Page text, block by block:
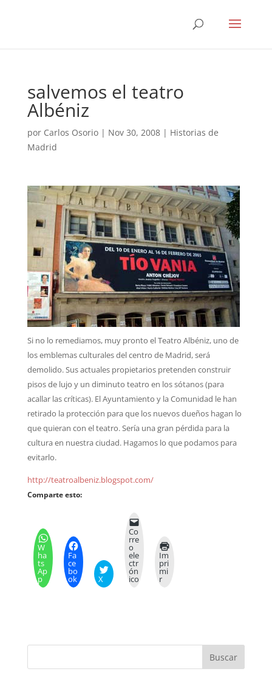
salvemos el teatro
Albéniz
por Carlos Osorio| Nov 30, 2008| Historias de
Madrid
Si no lo remediamos, muy pronto el Teatro Albéniz, uno de
los emblemas culturales del centro de Madrid, será
demolido. Sus actuales propietarios pretenden construir
pisos de lujo y un diminuto teatro en los sótanos (para
acallar las críticas). El Ayuntamiento y la Comunidad le han
retirado la protección para que los nuevos dueños hagan lo
que quieran con el teatro. Sería una gran pérdida para la
cultura en nuestra ciudad. Hagamos lo que podamos para
evitarlo.
http://teatroalbeniz.blogspot.com/
Comparte esto:
W
ha
ts
Ap
p
Fa
ce
bo
ok X
Co
rre
o
ele
ctr
ón
ico
Im
pri
mi
r